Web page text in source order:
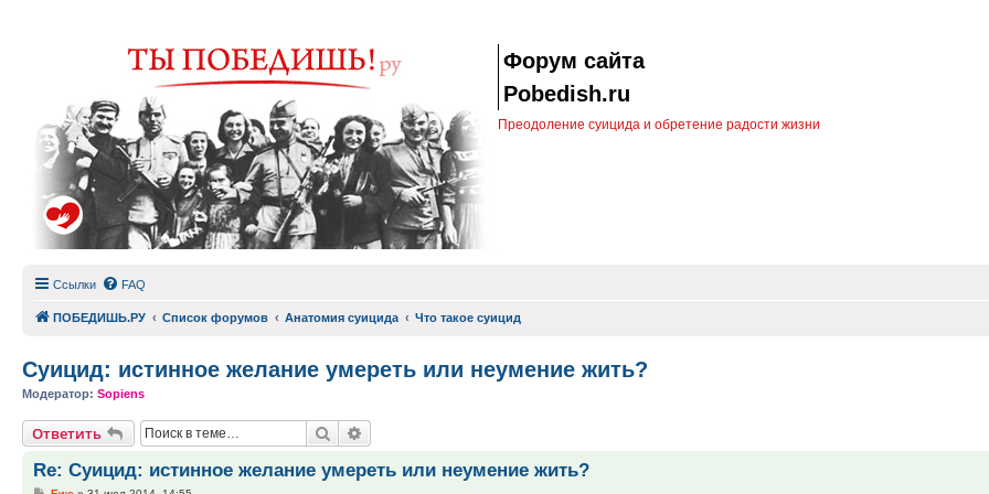
Форум сайта
Pobedish.ru
Преодоление суицида и обретение радости жизни
Ссылки FAQ
ПОБЕДИШЬ.РУ Список форумов Анатомия суицида Что такое суицид
Суицид: истинное желание умереть или неумение жить?
Модератор: Sopiens
Ответить Поиск
Re: Суицид: истинное желание умереть или неумение жить?